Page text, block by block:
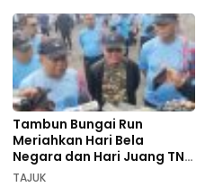
Tambun Bungai Run
Meriahkan Hari Bela
Negara dan Hari Juang TNI
AD di Palangka Raya
TAJUK